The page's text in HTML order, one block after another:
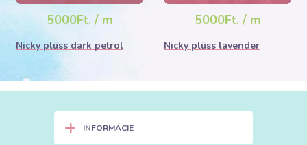
belül elfogyhat!
5000Ft. / m
Nicky plüss dark petrol
belül elfogyhat!
5000Ft. / m
Nicky plüss lavender
+ INFORMÁCIE